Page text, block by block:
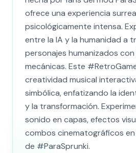
ofrece una experiencia
psicológicamente intensa.
entre la IA y la humanidad a
personajes humanizados
mecánicas. Este
creatividad musical
simbólica, enfatizando la
y la transformación.
sonido en capas, efectos
combos cinematográficos
de #ParaSprunki.